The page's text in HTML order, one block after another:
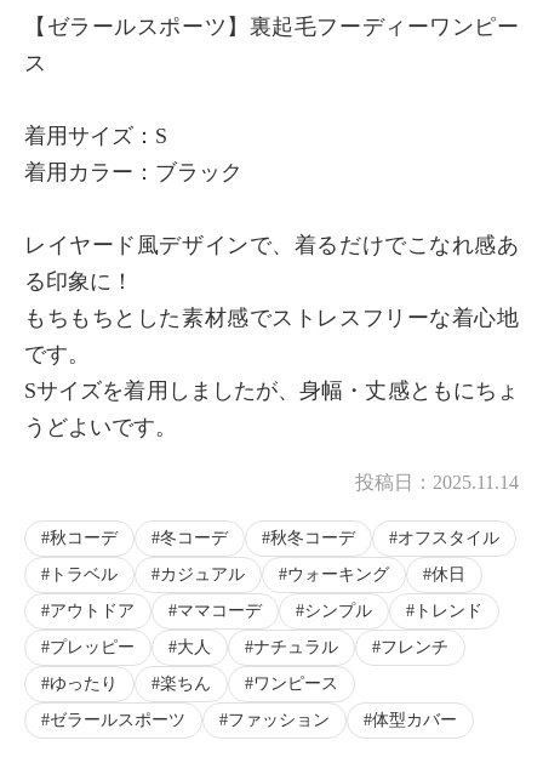
【ゼラールスポーツ】裏起毛フーディーワンピー
ス
着用サイズ：S
着用カラー：ブラック
レイヤード風デザインで、着るだけでこなれ感あ
る印象に！
もちもちとした素材感でストレスフリーな着心地
です。
Sサイズを着用しましたが、身幅・丈感ともにちょ
うどよいです。
投稿日： 2025.11.14
秋コーデ 冬コーデ 秋冬コーデ
オフスタイル
トラベル
カジュアル ウォーキング
休日
アウトドア
ママコーデ シンプル
トレンド
プレッピー
大人 ナチュラル
フレンチ
ゆったり
楽ちん
ワンピース
ゼラールスポーツ
ファッション 体型カバー